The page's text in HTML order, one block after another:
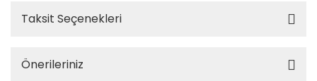
Taksit Seçenekleri
Önerileriniz